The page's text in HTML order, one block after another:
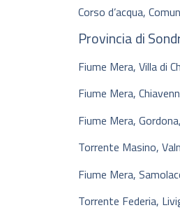
Corso d’acqua,
Provincia di
Fiume Mera, Villa di
Fiume Mera,
Fiume Mera,
Torrente Masino,
Fiume Mera,
Torrente Federia,